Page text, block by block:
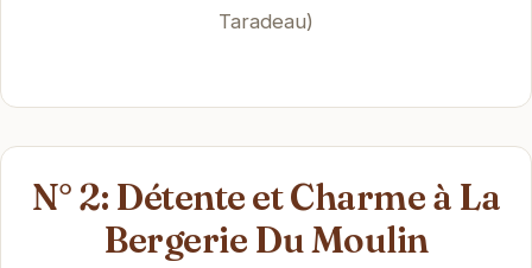
Taradeau)
N° 2: Détente et Charme à La
Bergerie Du Moulin